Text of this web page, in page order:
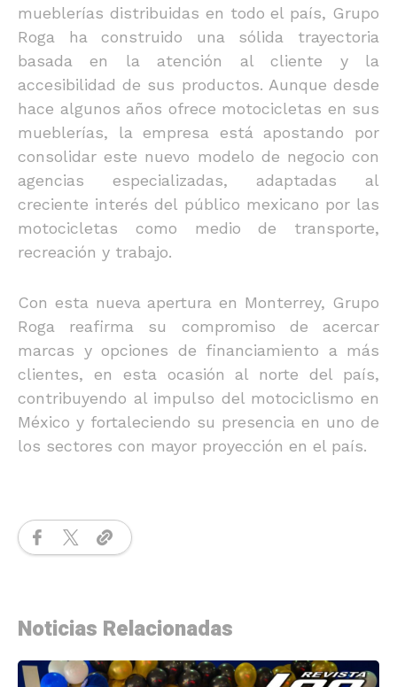
mueblerías distribuidas en todo el país, Grupo
Roga ha construido una sólida trayectoria
basada en la atención al cliente y la
accesibilidad de sus productos. Aunque desde
hace algunos años ofrece motocicletas en sus
mueblerías, la empresa está apostando por
consolidar este nuevo modelo de negocio con
agencias especializadas, adaptadas al
creciente interés del público mexicano por las
motocicletas como medio de transporte,
recreación y trabajo.
Con esta nueva apertura en Monterrey, Grupo
Roga reafirma su compromiso de acercar
marcas y opciones de financiamiento a más
clientes, en esta ocasión al norte del país,
contribuyendo al impulso del motociclismo en
México y fortaleciendo su presencia en uno de
los sectores con mayor proyección en el país.
Noticias Relacionadas